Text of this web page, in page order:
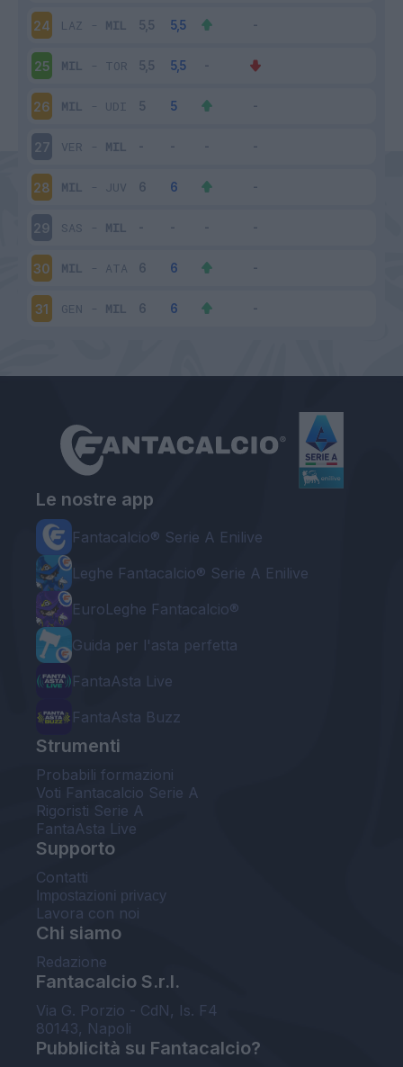
24 LAZ - MIL
25 MIL - TOR
26 MIL - UDI
27 VER - MIL
28 MIL - JUV
29 SAS - MIL
30 MIL - ATA
31 GEN - MIL
Le nostre app
Fantacalcio® Serie A Enilive
Leghe Fantacalcio® Serie A Enilive
EuroLeghe Fantacalcio®
Guida per l'asta perfetta
FantaAsta Live
FantaAsta Buzz
Strumenti
Probabili formazioni
Voti Fantacalcio Serie A
Rigoristi Serie A
FantaAsta Live
Supporto
Contatti
Impostazioni privacy
Lavora con noi
Chi siamo
Redazione
Fantacalcio S.r.l.
Via G. Porzio - CdN, Is. F4
80143, Napoli
Pubblicità su Fantacalcio?